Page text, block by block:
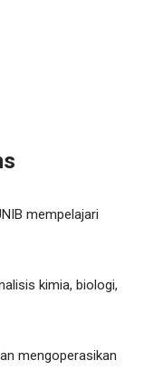
mempelajari
kimia, biologi,
mengoperasikan